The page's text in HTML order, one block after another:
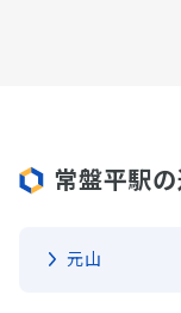
常盤平駅
元山